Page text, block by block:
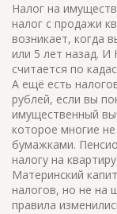
Налог на
налог с продажи
возникает, когда
или 5 лет назад. И
считается по
А ещё есть
рублей, если вы
имущественный
которое многие
бумажками.
налогу на
Материнский
налогов, но не
правила